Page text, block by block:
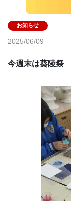
2025/06/09
今週末は葵陵祭